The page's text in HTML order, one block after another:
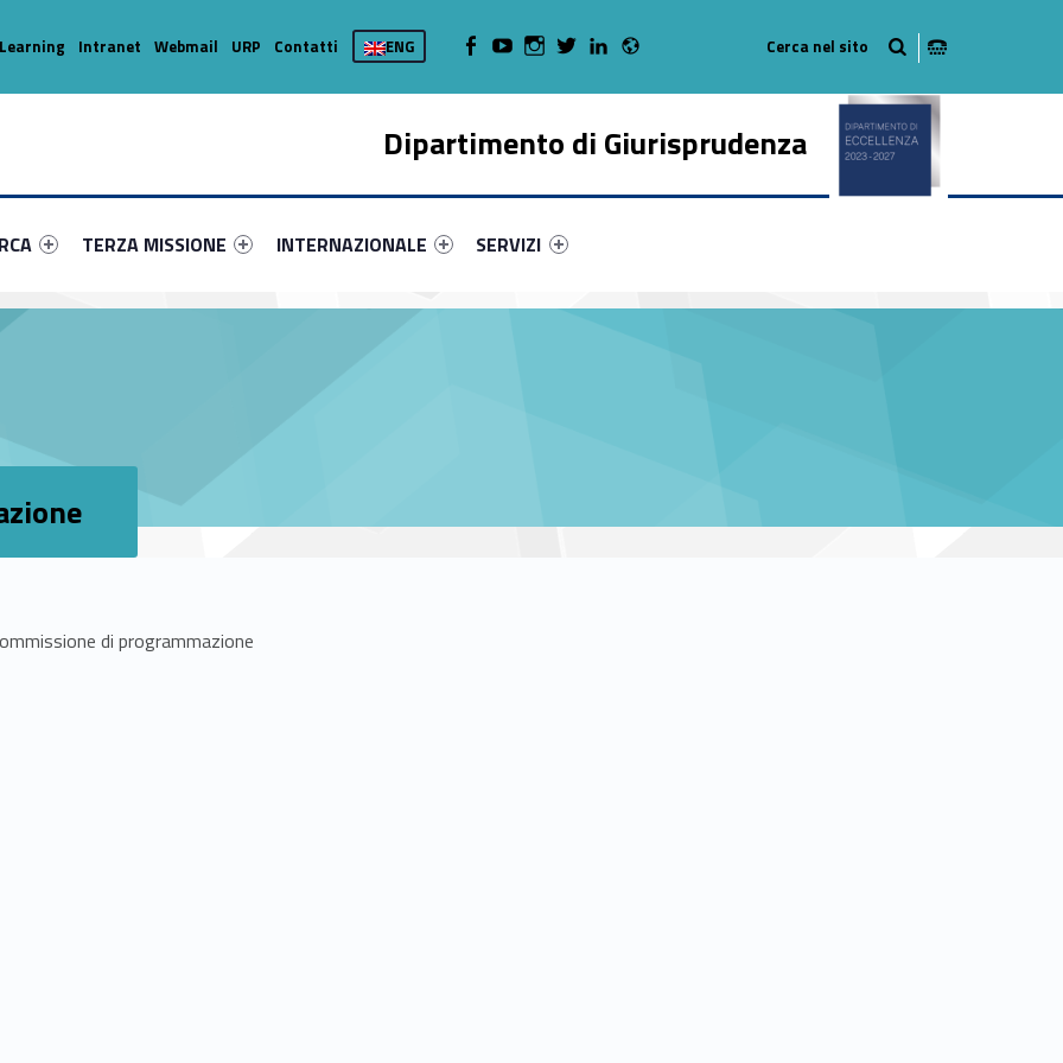
Dipartimento di Giurisprudenza
primary-72593-16
#link-menu-primary-36435-37
Link identifier #link-menu-primary-65397-45
TERZA MISSIONE
Link identifier #link-menu-primary-27474-50
INTERNAZIONALE
Link identifier #link-menu-primary-58453-62
SERVIZI
Intranet Webmail URP Contatti ENG WebMan on Facebook
WebMan on YoutubeWebMan on Instagram
WebMan on TwitterWebMan on LinkedIn
di programmazione